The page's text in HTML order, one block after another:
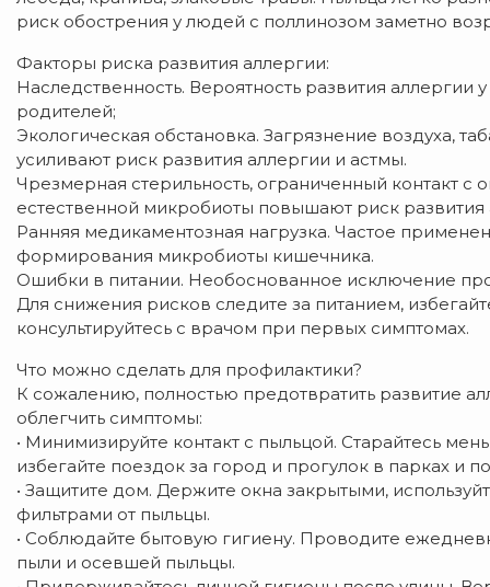
риск обострения у людей с поллинозом заметно
Факторы риска развития аллергии:
Наследственность. Вероятность развития аллергии
родителей;
Экологическая обстановка. Загрязнение воздуха,
усиливают риск развития аллергии и астмы.
Чрезмерная стерильность, ограниченный контакт
естественной микробиоты повышают риск развития
Ранняя медикаментозная нагрузка. Частое
формирования микробиоты кишечника.
Ошибки в питании. Необоснованное исключение
Для снижения рисков следите за питанием,
консультируйтесь с врачом при первых симптомах.
Что можно сделать для профилактики?
К сожалению, полностью предотвратить развитие
облегчить симптомы:
• Минимизируйте контакт с пыльцой. Старайтесь
избегайте поездок за город и прогулок в парках и
• Защитите дом. Держите окна закрытыми,
фильтрами от пыльцы.
• Соблюдайте бытовую гигиену. Проводите
пыли и осевшей пыльцы.